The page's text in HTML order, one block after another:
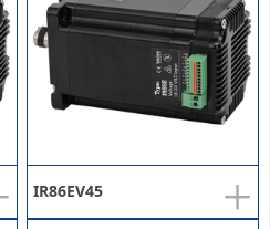
+
IR86EV45